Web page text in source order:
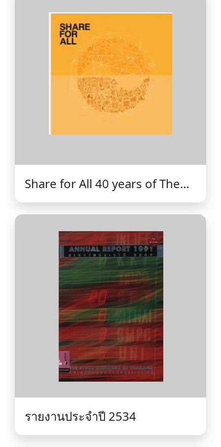
Capital Market Mechanism
Share for All 40 years of The
Stock Exchange of Thailand
รายงานประจำปี 2534